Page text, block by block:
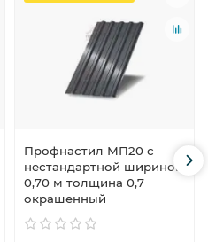
Профнастил МП20 с
нестандартной шириной
0,70 м толщина 0,7
окрашенный